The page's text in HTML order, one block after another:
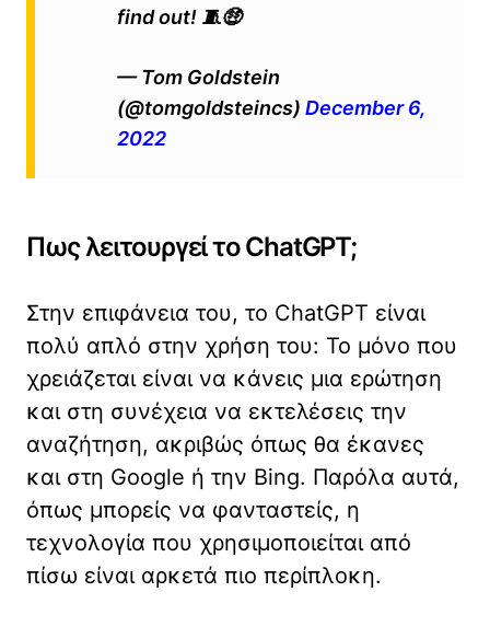
find out! 🧵🤑
— Tom Goldstein
(@tomgoldsteincs) December 6,
2022
Πως λειτουργεί το ChatGPT;
Στην επιφάνεια του, το ChatGPT είναι
πολύ απλό στην χρήση του: Το μόνο που
χρειάζεται είναι να κάνεις μια ερώτηση
και στη συνέχεια να εκτελέσεις την
αναζήτηση, ακριβώς όπως θα έκανες
και στη Google ή την Bing. Παρόλα αυτά,
όπως μπορείς να φανταστείς, η
τεχνολογία που χρησιμοποιείται από
πίσω είναι αρκετά πιο περίπλοκη.